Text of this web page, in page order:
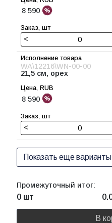
8 590
<
WA\12216\WN-00-00
21,5 см, орех
8 590
<
Показать еще варианты
Промежуточный итог:
0 шт
В